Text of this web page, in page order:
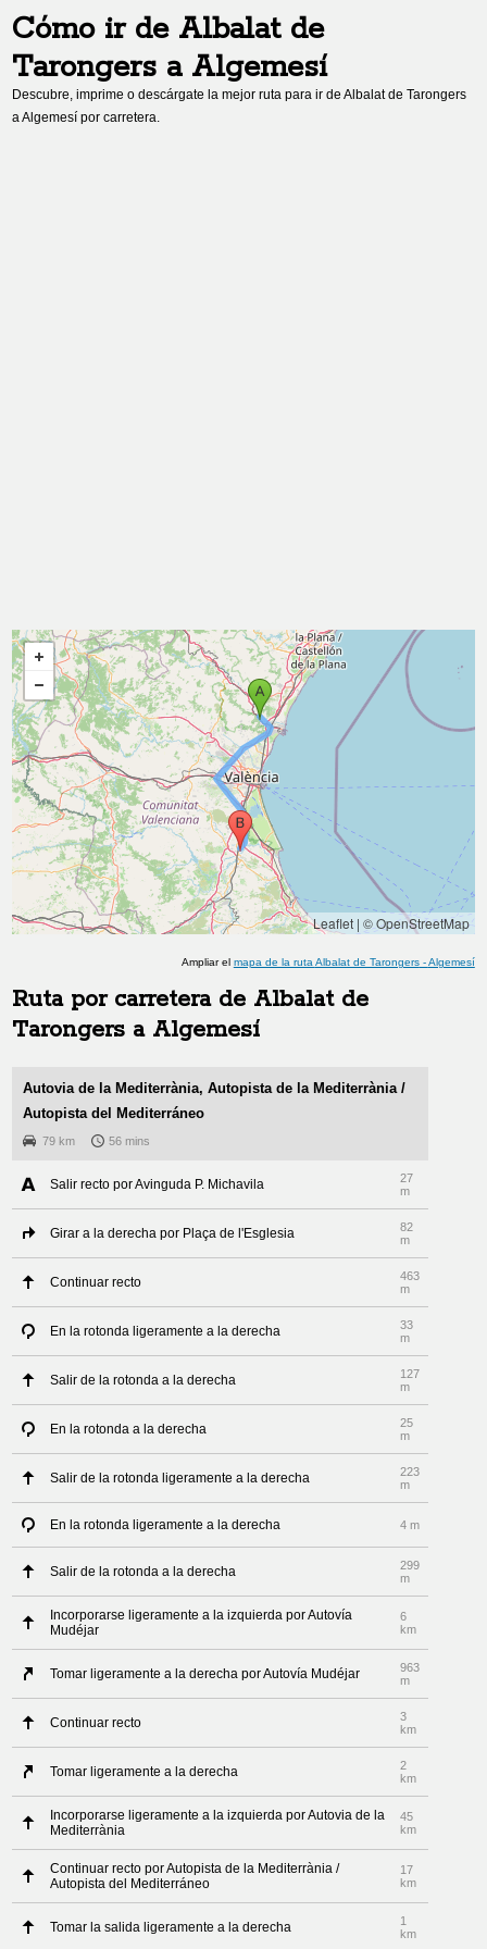
Cómo ir de Albalat de
Tarongers a Algemesí
Descubre, imprime o descárgate la mejor ruta para ir deAlbalat de Tarongers
aAlgemesí por carretera.
Leaflet| © OpenStreetMap
Ampliar el mapa de la ruta Albalat de Tarongers-Algemesí
Ruta por carretera de Albalat de
Tarongers a Algemesí
Autovia de la Mediterrània, Autopista de la Mediterrània /
Autopista del Mediterráneo
79 km 56 mins
Salir recto por Avinguda P. Michavila
27
m
Girar a la derecha por Plaça de l'Esglesia
82
m
Continuar recto
463
m
En la rotonda ligeramente a la derecha
33
m
Salir de la rotonda a la derecha
127
m
En la rotonda a la derecha
25
m
Salir de la rotonda ligeramente a la derecha
223
m
En la rotonda ligeramente a la derecha 4 m
Salir de la rotonda a la derecha
299
m
Incorporarse ligeramente a la izquierda por Autovía
Mudéjar
6
km
Tomar ligeramente a la derecha por Autovía Mudéjar
963
m
Continuar recto
3
km
Tomar ligeramente a la derecha
2
km
Incorporarse ligeramente a la izquierda por Autovia de la
Mediterrània
45
km
Continuar recto por Autopista de la Mediterrània /
Autopista del Mediterráneo
17
km
Tomar la salida ligeramente a la derecha
1
km